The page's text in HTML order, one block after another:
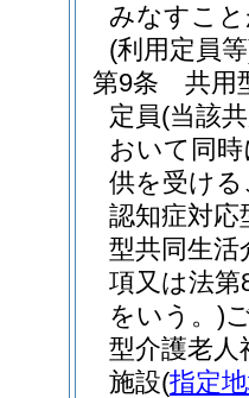
みなすこ
(利用定員
第9条
共用
定員(当該
おいて同
供を受け
認知症対応
型共同生活
項又は法
をいう。)
型介護老人
施設(指定